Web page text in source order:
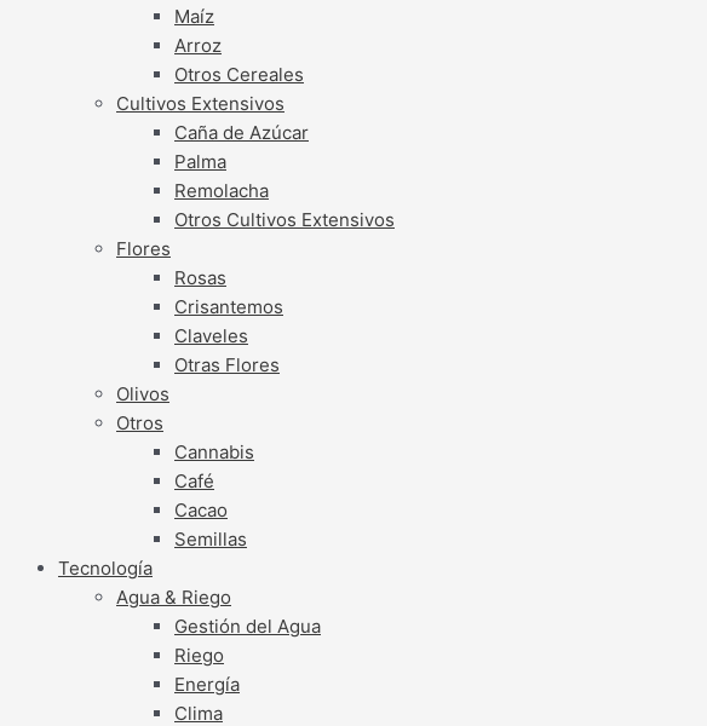
Maíz
Arroz
Otros Cereales
Cultivos Extensivos
Caña de Azúcar
Palma
Remolacha
Otros Cultivos Extensivos
Flores
Rosas
Crisantemos
Claveles
Otras Flores
Olivos
Otros
Cannabis
Café
Cacao
Semillas
Tecnología
Agua & Riego
Gestión del Agua
Riego
Energía
Clima